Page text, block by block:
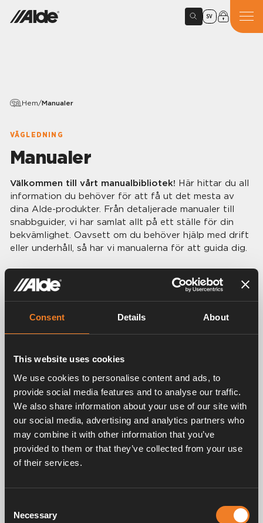
Consent Details About
This website uses cookies
We use cookies to personalise content and ads, to
provide social media features and to analyse our traffic.
We also share information about your use of our site with
our social media, advertising and analytics partners who
may combine it with other information that you’ve
provided to them or that they’ve collected from your use
of their services.
Selection
Necessary
SV
Hem/Manualer
VÄGLEDNING
Manualer
Välkommen till vårt manualbibliotek! Här hittar du all
information du behöver för att få ut det mesta av
dina Alde-produkter. Från detaljerade manualer till
snabbguider, vi har samlat allt på ett ställe för din
bekvämlighet. Oavsett om du behöver hjälp med drift
eller underhåll, så har vi manualerna för att guida dig.
Visa filter
Snabbguide för Alde Manöverpanel 3020 HE
Alde Compact 3020 HE (2014)
PDF4.48MB
Ladda ner
Alde Compact 3020 HE (2015)
Ladda ner